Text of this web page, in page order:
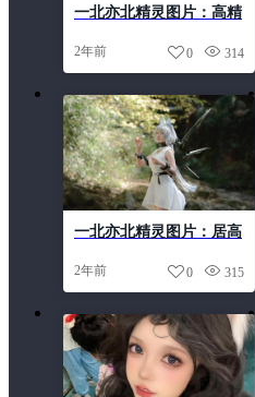
一北亦北精灵图片：高精
带来不一样的感受
2年前 314
0
一北亦北精灵图片：居高
2年前 315
0